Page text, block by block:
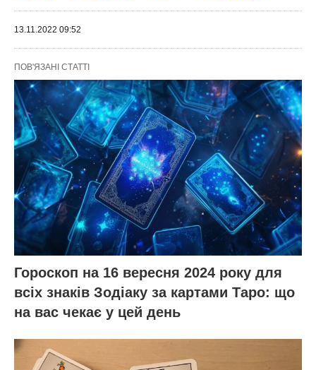
13.11.2022 09:52
ПОВ'ЯЗАНІ СТАТТІ
Гороскоп на 16 вересня 2024 року для
всіх знаків Зодіаку за картами Таро: що
на вас чекає у цей день